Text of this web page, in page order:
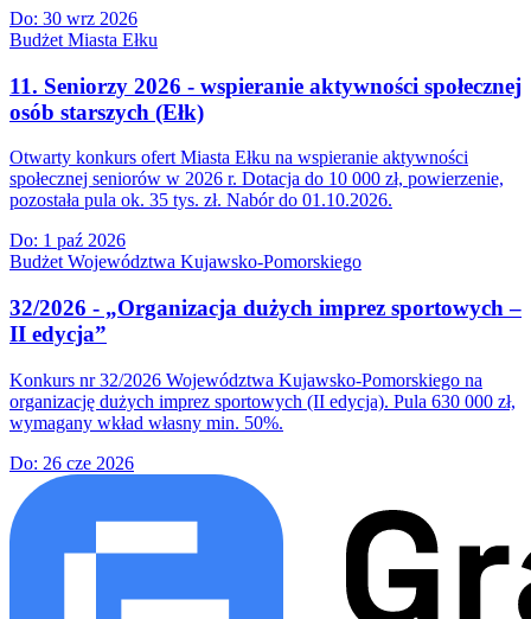
Do: 30 wrz 2026
Budżet Miasta Ełku
11. Seniorzy 2026 - wspieranie aktywności społecznej
osób starszych (Ełk)
Otwarty konkurs ofert Miasta Ełku na wspieranie aktywności
społecznej seniorów w 2026 r. Dotacja do 10 000 zł, powierzenie,
pozostała pula ok. 35 tys. zł. Nabór do 01.10.2026.
Do: 1 paź 2026
Budżet Województwa Kujawsko-Pomorskiego
32/2026 - „Organizacja dużych imprez sportowych –
II edycja”
Konkurs nr 32/2026 Województwa Kujawsko-Pomorskiego na
organizację dużych imprez sportowych (II edycja). Pula 630 000 zł,
wymagany wkład własny min. 50%.
Do: 26 cze 2026